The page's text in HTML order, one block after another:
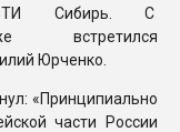
Сибирь. C
встретился
Юрченко.
«Принципиально
части России